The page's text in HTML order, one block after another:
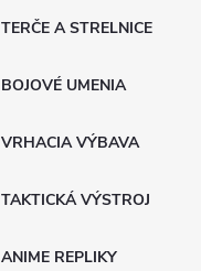
TERČE A STRELNICE
BOJOVÉ UMENIA
VRHACIA VÝBAVA
TAKTICKÁ VÝSTROJ
ANIME REPLIKY